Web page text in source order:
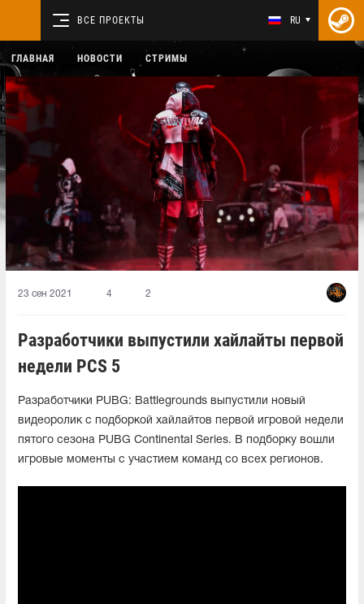
ВСЕ ПРОЕКТЫ RU
ГЛАВНАЯ НОВОСТИ СТРИМЫ
23 сен 2021 4 2
Разработчики выпустили хайлайты первой
недели PCS 5
Разработчики PUBG: Battlegrounds выпустили новый
видеоролик с подборкой хайлайтов первой игровой недели
пятого сезона PUBG Continental Series. В подборку вошли
игровые моменты с участием команд со всех регионов.